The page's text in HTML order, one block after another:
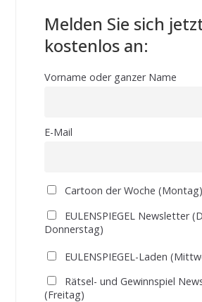
Melden Sie sich
kostenlos an:
Vorname oder ganzer Name
E-Mail
Cartoon der Woche (Montag)
EULENSPIEGEL Newsletter
Donnerstag)
EULENSPIEGEL-Laden
Rätsel- und Gewinnspiel
(Freitag)